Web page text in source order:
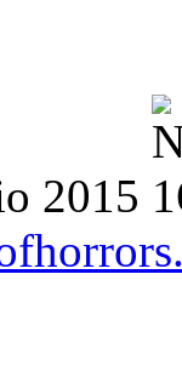
2015